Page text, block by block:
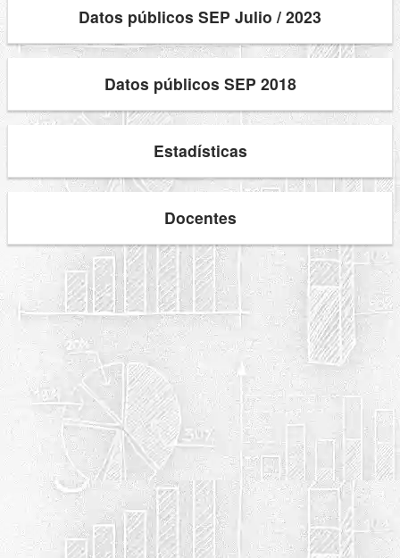
Datos públicos SEP Julio / 2023
Datos públicos SEP 2018
Estadísticas
Docentes